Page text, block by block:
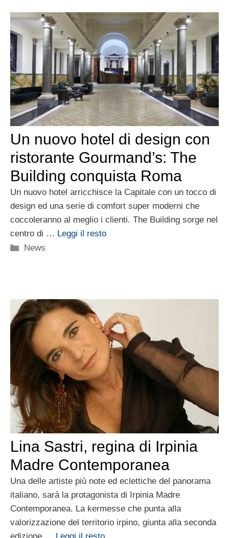
Un nuovo hotel di design con
ristorante Gourmand’s: The
Building conquista Roma
Un nuovo hotel arricchisce la Capitale con un tocco di
design ed una serie di comfort super moderni che
coccoleranno al meglio i clienti. The Building sorge nel
centro di … Leggi il resto
Categorie
News
Lina Sastri, regina di Irpinia
Madre Contemporanea
Una delle artiste più note ed eclettiche del panorama
italiano, sarà la protagonista di Irpinia Madre
Contemporanea. La kermesse che punta alla
valorizzazione del territorio irpino, giunta alla seconda